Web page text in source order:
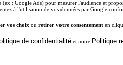
: Google Ads) pour mesurer l'audience et
à l'utilisation de vos données par Google
vos choix ou retirer votre consentement en
de confidentialité et notre Politique